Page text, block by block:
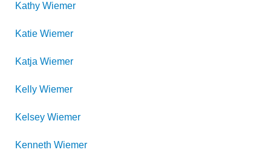
Kathy Wiemer
Katie Wiemer
Katja Wiemer
Kelly Wiemer
Kelsey Wiemer
Kenneth Wiemer